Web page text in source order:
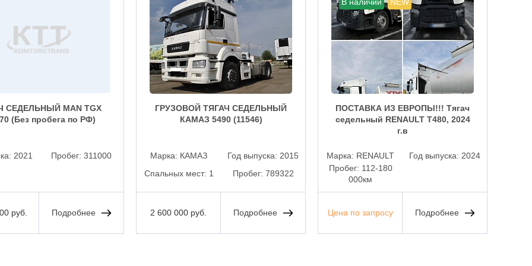
СЕДЕЛЬНЫЙ MAN TGX
(Без пробега по РФ)
2021 Пробег: 311000
руб. Подробнее
ГРУЗОВОЙ ТЯГАЧ СЕДЕЛЬНЫЙ
КАМАЗ 5490 (11546)
Марка: КАМАЗ Год выпуска: 2015
Спальных мест: 1 Пробег: 789322
2 600 000 руб. Подробнее
ПОСТАВКА ИЗ ЕВРОПЫ!!! Тягач
седельный RENAULT T480, 2024
г.в
Марка: RENAULT Год выпуска: 2024
Пробег: 112-180
000км
Цена по запросу Подробнее